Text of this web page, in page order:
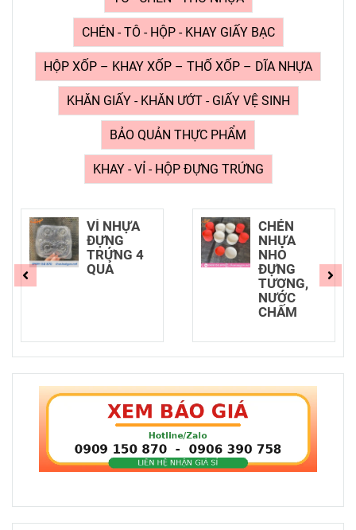
CHÉN - TÔ - HỘP - KHAY GIẤY BẠC
HỘP XỐP – KHAY XỐP – THỐ XỐP – DĨA NHỰA
KHĂN GIẤY - KHĂN ƯỚT - GIẤY VỆ SINH
BẢO QUẢN THỰC PHẨM
KHAY - VỈ - HỘP ĐỰNG TRỨNG
VỈ NHỰA
ĐỰNG
TRỨNG 4
QUẢ
CHÉN
NHỰA
NHỎ
ĐỰNG
TƯƠNG,
NƯỚC
CHẤM